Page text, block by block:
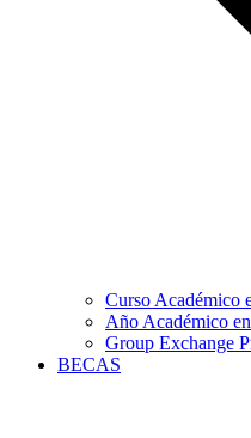
Curso Académico
Año Académico
Group Exchange
BECAS